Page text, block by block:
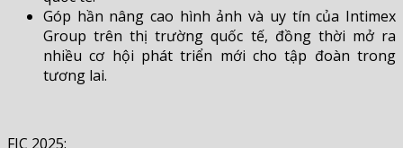
Góp hần nâng cao hình ảnh và uy tín của Intimex
Group trên thị trường quốc tế, đồng thời mở ra
nhiều cơ hội phát triển mới cho tập đoàn trong
tương lai.
FIC 2025: